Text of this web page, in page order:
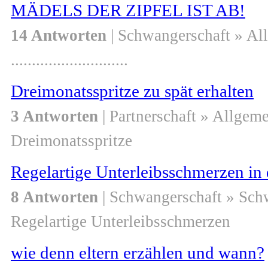
MÄDELS DER ZIPFEL IST AB!
14 Antworten | Schwangerschaft »
............................
Dreimonatsspritze zu spät erhalten
3 Antworten | Partnerschaft »
Dreimonatsspritze
Regelartige Unterleibsschmerzen in
8 Antworten | Schwangerschaft »
Regelartige Unterleibsschmerzen
wie denn eltern erzählen und wann?